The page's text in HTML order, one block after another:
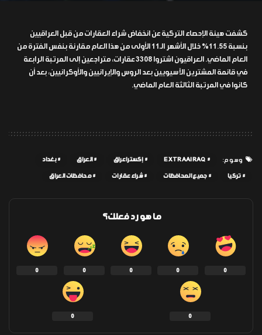
كشفت هيئة الإحصاء التركية عن انخفاض شراء العقارات من قبل العراقيين
بنسبة 11.55% خلال الأشهر الـ11 الأولى من هذا العام مقارنة بنفس الفترة من
العام الماضي. العراقيون اشتروا 3308 عقارات، متراجعين إلى المرتبة الرابعة
في قائمة المشترين الآسيويين بعد الروس والإيرانيين والأوكرانيين، بعد أن
كانوا في المرتبة الثالثة العام الماضي.
وسوم: EXTRAAIRAQ إكسترا عراق العراق بغداد
تركيا جميع المحافظات شراء عقارات محافظات العراق
ما هو رد فعلك؟
0
0
0
0
0
0
0